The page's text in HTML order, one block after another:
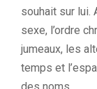
souhait sur lui.
sexe, l’ordre
jumeaux, les
temps et